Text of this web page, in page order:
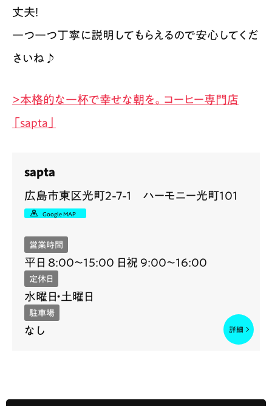
丈夫！
一つ一つ丁寧に説明してもらえるので安心してくだ
さいね♪
>本格的な一杯で幸せな朝を。コーヒー専門店
「sapta」
sapta
広島市東区光町2-7-1 ハーモニー光町101
Google MAP
営業時間
平日 8:00〜15:00 日祝 9:00〜16:00
定休日
水曜日・土曜日
駐車場
なし